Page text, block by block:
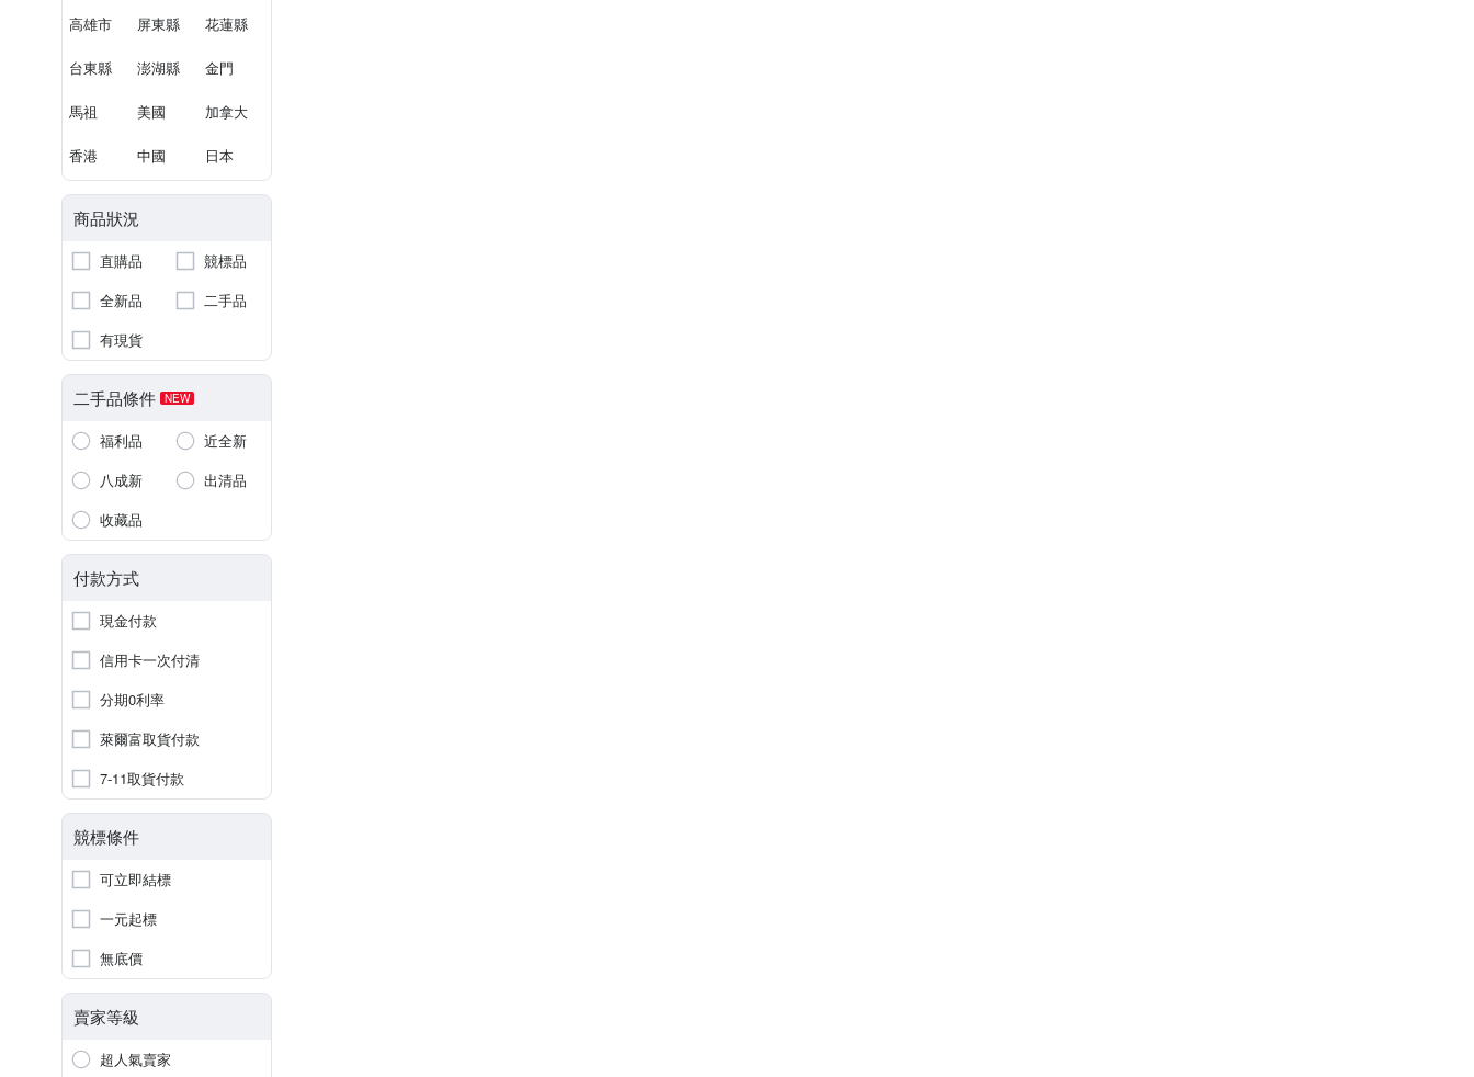
高雄市 屏東縣 花蓮縣
台東縣 澎湖縣 金門
馬祖 美國 加拿大
香港 中國 日本
商品狀況
直購品
競標品
全新品
二手品
有現貨
二手品條件 NEW
福利品
近全新
八成新
出清品
收藏品
付款方式
現金付款
信用卡一次付清
分期0利率
萊爾富取貨付款
7-11取貨付款
競標條件
可立即結標
一元起標
無底價
賣家等級
超人氣賣家